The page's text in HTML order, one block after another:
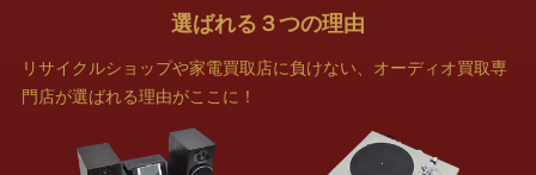
選ばれる ３つの理由
リサイクルショップや家電買取店に負けない、オーディオ買取専
門店が選ばれる理由がここに！